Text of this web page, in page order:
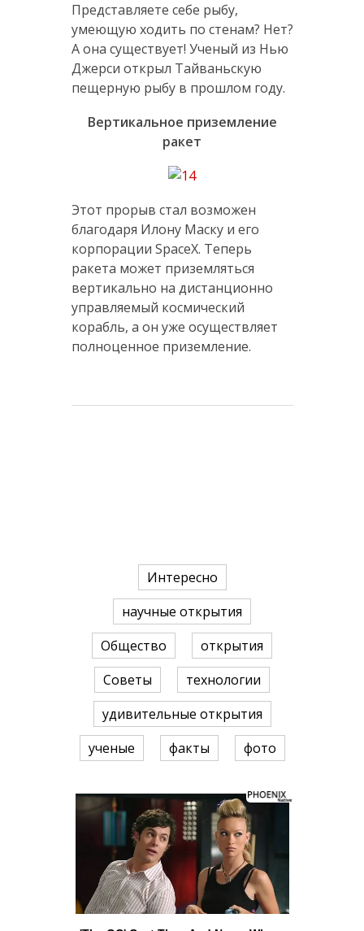
Представляете себе рыбу,
умеющую ходить по стенам? Нет?
А она существует! Ученый из Нью
Джерси открыл Тайваньскую
пещерную рыбу в прошлом году.
Вертикальное приземление
ракет
Этот прорыв стал возможен
благодаря Илону Маску и его
корпорации SpaceX. Теперь
ракета может приземляться
вертикально на дистанционно
управляемый космический
корабль, а он уже осуществляет
полноценное приземление.
Интересно
научные открытия
Общество
открытия
Советы
технологии
удивительные открытия
ученые
факты фото